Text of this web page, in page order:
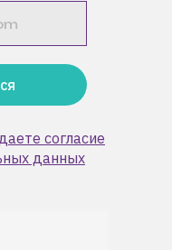
согласие
данных